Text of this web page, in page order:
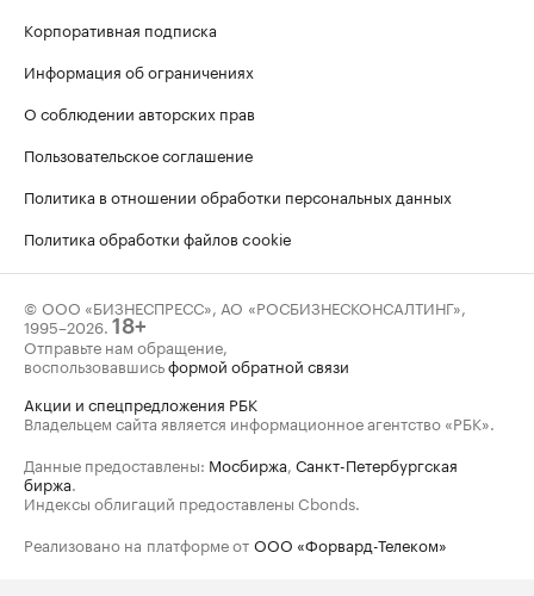
Корпоративная подписка
Информация об ограничениях
О соблюдении авторских прав
Пользовательское соглашение
Политика в отношении обработки персональных данных
Политика обработки файлов cookie
© ООО «БИЗНЕСПРЕСС», АО «РОСБИЗНЕСКОНСАЛТИНГ»,
1995–2026. 18+
Отправьте нам обращение,
воспользовавшисьформой обратной связи
Акции и спецпредложения РБК
Владельцем сайта является информационное агентство «РБК».
Данные предоставлены: Мосбиржа, Санкт-Петербургская
биржа.
Индексы облигаций предоставлены Cbonds.
Реализовано на платформе от ООО «Форвард-Телеком»